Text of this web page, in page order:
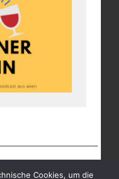
Cookies, um die